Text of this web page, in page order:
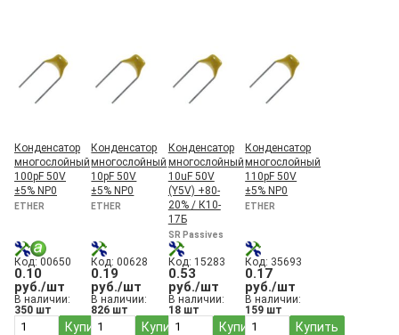
Конденсатор
многослойный
100pF 50V
±5% NP0
ETHER
Код: 00650
0.10
руб./шт
В наличии:
350 шт
Купить
Конденсатор
многослойный
10pF 50V
±5% NP0
ETHER
Код: 00628
0.19
руб./шт
В наличии:
826 шт
Купить
Конденсатор
многослойный
10uF 50V
(Y5V) +80-
20% / К10-
17Б
SR Passives
Код: 15283
0.53
руб./шт
В наличии:
18 шт
Купить
Конденсатор
многослойный
110pF 50V
±5% NP0
ETHER
Код: 35693
0.17
руб./шт
В наличии:
159 шт
Купить